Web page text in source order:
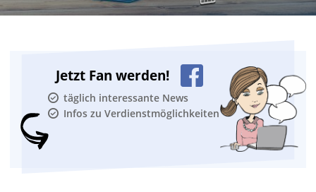
Jetzt Fan werden!
täglich interessante News
Infos zu Verdienstmöglichkeiten